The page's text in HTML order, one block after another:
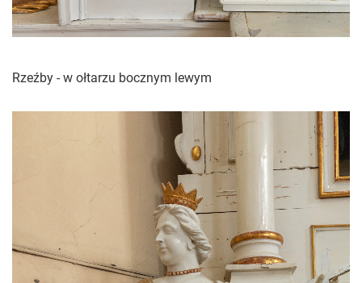
Rzeźby - w ołtarzu bocznym lewym